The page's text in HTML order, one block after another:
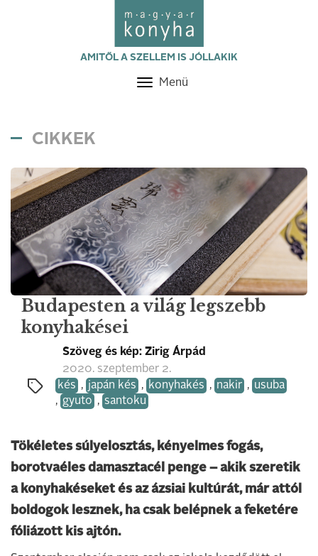
AMITŐL A SZELLEM IS JÓLLAKIK
Toggle
Menü
CIKKEK
Budapesten a világ legszebb
konyhakései
Szöveg és kép: Zirig Árpád
2020. szeptember 2.
kés , japán kés , konyhakés , nakir , usuba
, gyuto , santoku
Tökéletes súlyelosztás, kényelmes fogás,
borotvaéles damasztacél penge – akik szeretik
a konyhakéseket és az ázsiai kultúrát, már attól
boldogok lesznek, ha csak belépnek a feketére
fóliázott kis ajtón.